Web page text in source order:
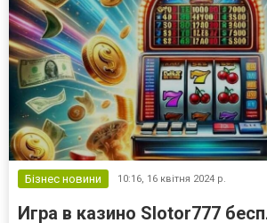
Бізнес новини 10:16, 16 квітня 2024 р.
Игра в казино Slotor777